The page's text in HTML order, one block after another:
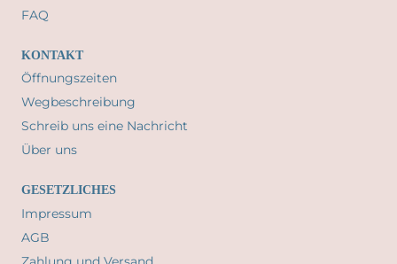
FAQ
KONTAKT
Öffnungszeiten
Wegbeschreibung
Schreib uns eine Nachricht
Über uns
GESETZLICHES
Impressum
AGB